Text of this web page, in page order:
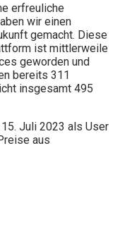
erfreuliche
wir einen
gemacht. Diese
ist mittlerweile
geworden und
bereits 311
insgesamt 495
Juli 2023 als User
aus